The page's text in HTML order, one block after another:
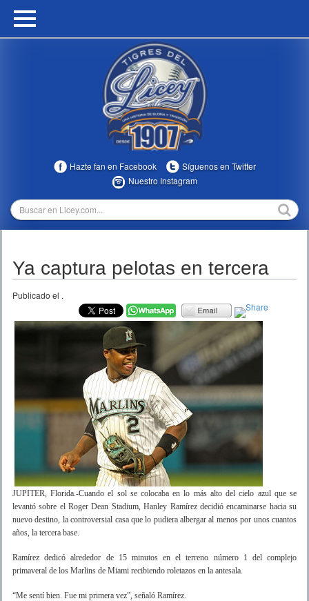
HOME
MULTIMEDIA
TEMPORADAS
Hazte fan en Facebook
Síguenos en Twitter
Nuestro Instagram
Ya captura pelotas en tercera
Publicado el .
JUPITER, Florida.-Cuando el sol se colocaba en lo más alto del cielo azul que se
levantó sobre el Roger Dean Stadium, Hanley Ramírez decidió encaminarse hacia su
nuevo destino, la controversial casa que lo pudiera albergar al menos por unos cuantos
años, la tercera base.
Ramírez dedicó alrededor de 15 minutos en el terreno número 1 del complejo
primaveral de los Marlins de Miami recibiendo roletazos en la antesala.
“Me sentí bien. Fue mi primera vez”, señaló Ramírez.